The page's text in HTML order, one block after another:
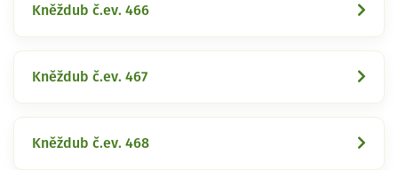
Kněždub č.ev. 466
Kněždub č.ev. 467
Kněždub č.ev. 468